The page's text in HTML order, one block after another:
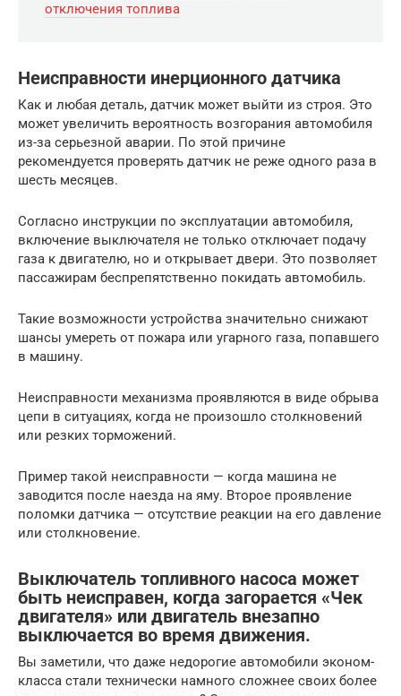
отключения топлива
Неисправности инерционного датчика
Как и любая деталь, датчик может выйти из строя. Это
может увеличить вероятность возгорания автомобиля
из-за серьезной аварии. По этой причине
рекомендуется проверять датчик не реже одного раза в
шесть месяцев.
Согласно инструкции по эксплуатации автомобиля,
включение выключателя не только отключает подачу
газа к двигателю, но и открывает двери. Это позволяет
пассажирам беспрепятственно покидать автомобиль.
Такие возможности устройства значительно снижают
шансы умереть от пожара или угарного газа, попавшего
в машину.
Неисправности механизма проявляются в виде обрыва
цепи в ситуациях, когда не произошло столкновений
или резких торможений.
Пример такой неисправности — когда машина не
заводится после наезда на яму. Второе проявление
поломки датчика — отсутствие реакции на его давление
или столкновение.
Выключатель топливного насоса может
быть неисправен, когда загорается «Чек
двигателя» или двигатель внезапно
выключается во время движения.
Вы заметили, что даже недорогие автомобили эконом-
класса стали технически намного сложнее своих более